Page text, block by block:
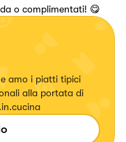
o complimentati! 😋
amo i piatti tipici
di